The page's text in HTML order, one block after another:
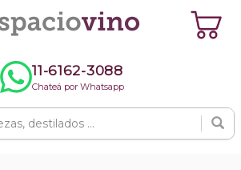
11-6162-3088
Chateá por Whatsapp